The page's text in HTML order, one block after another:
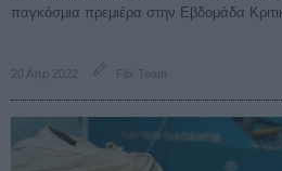
παγκόσμια πρεμιέρα στην Εβδομάδα
20 Απρ 2022 Flix Team